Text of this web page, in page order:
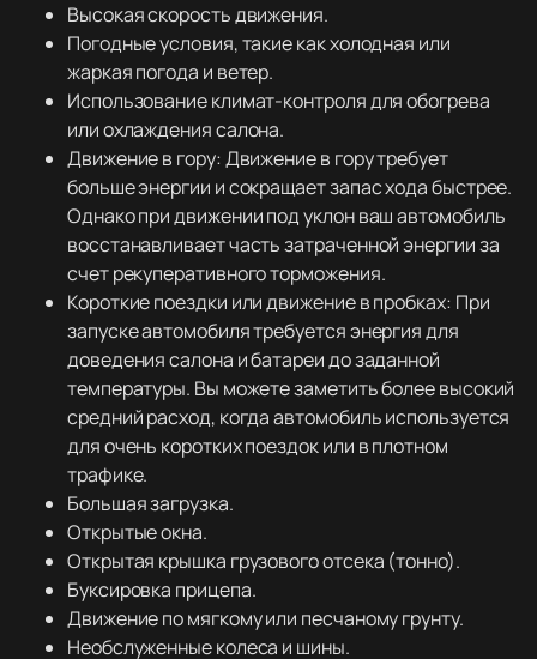
Высокая скорость движения.
Погодные условия, такие как холодная или
жаркая погода и ветер.
Использование климат-контроля для обогрева
или охлаждения салона.
Движение в гору: Движение в гору требует
больше энергии и сокращает запас хода быстрее.
Однако при движении под уклон ваш автомобиль
восстанавливает часть затраченной энергии за
счет рекуперативного торможения.
Короткие поездки или движение в пробках: При
запуске автомобиля требуется энергия для
доведения салона и батареи до заданной
температуры. Вы можете заметить более высокий
средний расход, когда автомобиль используется
для очень коротких поездок или в плотном
трафике.
Большая загрузка.
Открытые окна.
Открытая крышка грузового отсека (тонно).
Буксировка прицепа.
Движение по мягкому или песчаному грунту.
Необслуженные колеса и шины.